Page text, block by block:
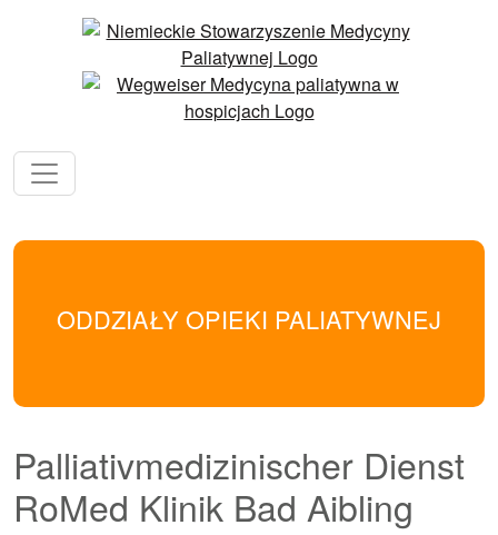
ODDZIAŁY OPIEKI PALIATYWNEJ
Palliativmedizinischer Dienst
RoMed Klinik Bad Aibling